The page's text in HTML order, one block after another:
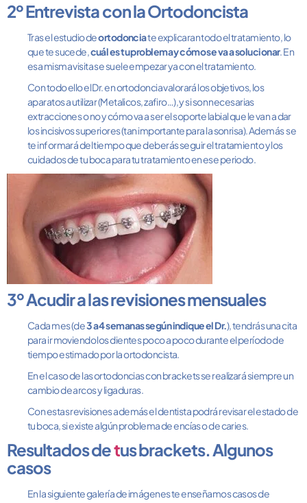
2º Entrevista con la Ortodoncista
Tras el estudio deortodonciate explicaran todo el tratamiento, lo
que te sucede,cuál es tu problema y cómo se va a solucionar. En
esa misma visita se suele empezar ya con el tratamiento.
Con todo ello el Dr. en ortodoncia valorará los objetivos, los
aparatos a utilizar (Metalicos, zafiro…), y si son necesarias
extracciones o no y cómo va a ser el soporte labial que le van a dar
los incisivos superiores (tan importante para la sonrisa). Además se
te informará del tiempo que deberás seguir el tratamiento y los
cuidados de tu boca para tu tratamiento en ese periodo.
3º Acudir a las revisiones mensuales
Cada mes (de3 a 4 semanas según indique el Dr.), tendrás una cita
para ir moviendo los dientes poco a poco durante el período de
tiempo estimado por la ortodoncista.
En el caso de las ortodoncias con brackets se realizará siempre un
cambio de arcos y ligaduras.
Con estas revisiones además el dentista podrá revisar el estado de
tu boca, si existe algún problema de encías o de caries.
Resultados detus brackets. Algunos
casos
En la siguiente galería de imágenes te enseñamos casos de